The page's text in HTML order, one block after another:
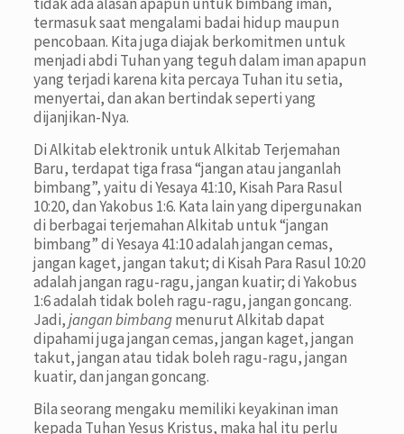
termasuk saat mengalami badai hidup maupun
pencobaan. Kita juga diajak berkomitmen untuk
menjadi abdi Tuhan yang teguh dalam iman apapun
yang terjadi karena kita percaya Tuhan itu setia,
menyertai, dan akan bertindak seperti yang
dijanjikan-Nya.
Di Alkitab elektronik untuk Alkitab Terjemahan
Baru, terdapat tiga frasa “jangan atau janganlah
bimbang”, yaitu di Yesaya 41:10, Kisah Para Rasul
10:20, dan Yakobus 1:6. Kata lain yang dipergunakan
di berbagai terjemahan Alkitab untuk “jangan
bimbang” di Yesaya 41:10 adalah jangan cemas,
jangan kaget, jangan takut; di Kisah Para Rasul 10:20
adalah jangan ragu-ragu, jangan kuatir; di Yakobus
1:6 adalah tidak boleh ragu-ragu, jangan goncang.
Jadi,jangan bimbangmenurut Alkitab dapat
dipahami juga jangan cemas, jangan kaget, jangan
takut, jangan atau tidak boleh ragu-ragu, jangan
kuatir, dan jangan goncang.
Bila seorang mengaku memiliki keyakinan iman
kepada Tuhan Yesus Kristus, maka hal itu perlu